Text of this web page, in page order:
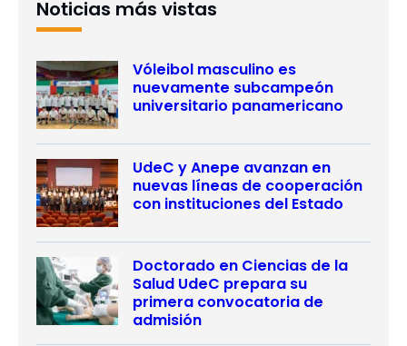
Noticias más vistas
Vóleibol masculino es
nuevamente subcampeón
universitario panamericano
UdeC y Anepe avanzan en
nuevas líneas de cooperación
con instituciones del Estado
Doctorado en Ciencias de la
Salud UdeC prepara su
primera convocatoria de
admisión